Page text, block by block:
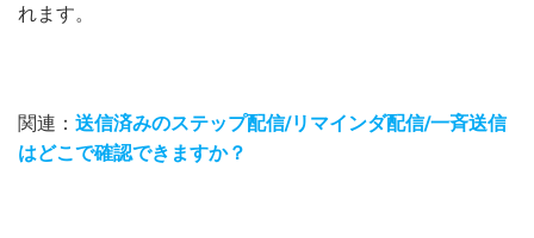
れます。
関連： 送信済みのステップ配信/リマインダ配信/一斉送信
はどこで確認できますか？